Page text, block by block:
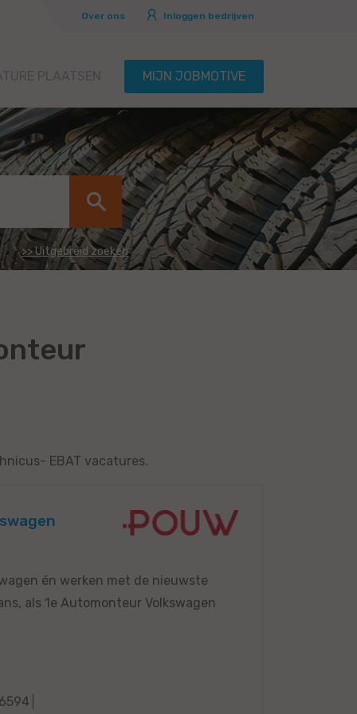
Over ons Inloggen bedrijven
MIJN JOBMOTIVE
>> Uitgebreid zoeken
EBAT vacatures.
én werken met de nieuwste
als 1e Automonteur Volkswagen